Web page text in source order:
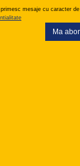
mesaje cu caracter
Ma